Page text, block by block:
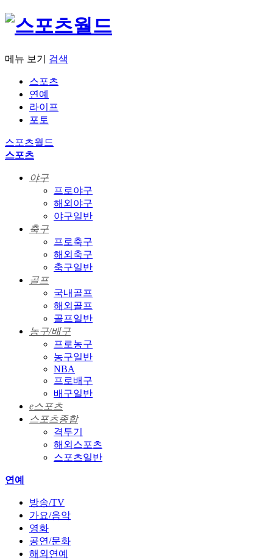
메뉴 보기 검색
스포츠
연예
라이프
포토
스포츠월드
스포츠
야구
프로야구
해외야구
야구일반
축구
프로축구
해외축구
축구일반
골프
국내골프
해외골프
골프일반
농구/배구
프로농구
농구일반
NBA
프로배구
배구일반
e스포츠
스포츠종합
격투기
해외스포츠
스포츠일반
연예
방송/TV
가요/음악
영화
공연/문화
해외연예